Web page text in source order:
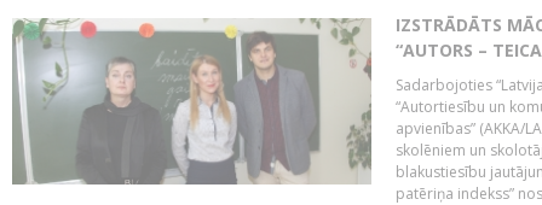
IZSTRĀDĀTS
“AUTORS –
Sadarbojoties
“Autortiesību un
apvienības” (AKKA/
skolēniem un
blakustiesību
patēriņa indekss”